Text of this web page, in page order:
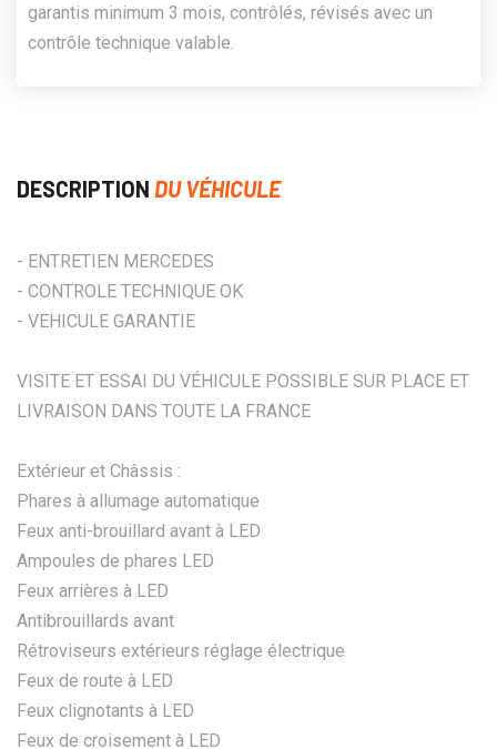
garantis minimum 3 mois, contrôlés, révisés avec un
contrôle technique valable.
DESCRIPTION DU VÉHICULE
- ENTRETIEN MERCEDES
- CONTROLE TECHNIQUE OK
- VEHICULE GARANTIE
VISITE ET ESSAI DU VÉHICULE POSSIBLE SUR PLACE ET
LIVRAISON DANS TOUTE LA FRANCE
Extérieur et Châssis :
Phares à allumage automatique
Feux anti-brouillard avant à LED
Ampoules de phares LED
Feux arrières à LED
Antibrouillards avant
Rétroviseurs extérieurs réglage électrique
Feux de route à LED
Feux clignotants à LED
Feux de croisement à LED